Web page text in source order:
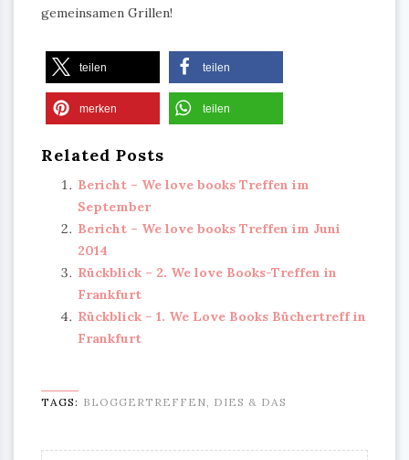
gemeinsamen Grillen!
teilen teilen
merken teilen
Related Posts
Bericht – We love books Treffen im
September
Bericht – We love books Treffen im Juni
2014
Rückblick – 2. We love Books-Treffen in
Frankfurt
Rückblick – 1. We Love Books Büchertreff in
Frankfurt
TAGS: BLOGGERTREFFEN DIES & DAS